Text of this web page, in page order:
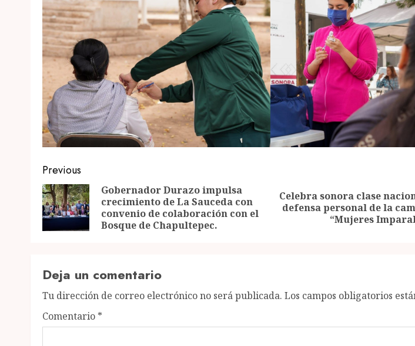
Post
navigation
Previous
Previous
Gobernador Durazo impulsa
crecimiento de La Sauceda con
convenio de colaboración con el
Bosque de Chapultepec.
Next
Celebra sonora clase
defensa personal de la
“Mujeres
Deja un comentario
Tu dirección de correo electrónico no será publicada. Los campos obligatorios
Comentario *